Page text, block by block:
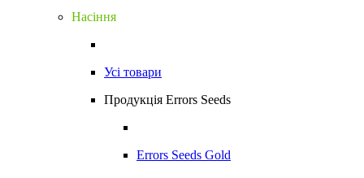
Насіння
Усі товари
Продукція Errors Seeds
Errors Seeds Gold